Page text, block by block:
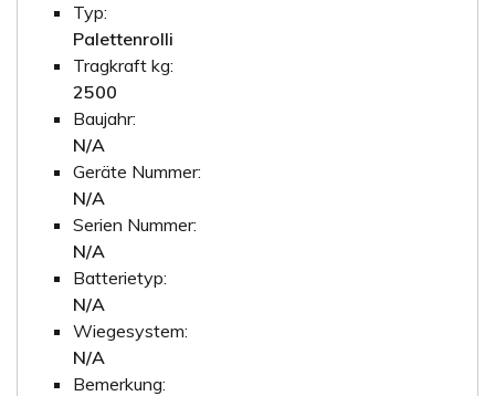
Typ:
Palettenrolli
Tragkraft kg:
2500
Baujahr:
N/A
Geräte Nummer:
N/A
Serien Nummer:
N/A
Batterietyp:
N/A
Wiegesystem:
N/A
Bemerkung: